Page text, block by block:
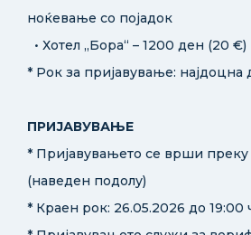
ноќевање со појадок
• Хотел „Бора“ – 1200 ден (20
* Рок за пријавување: најдоцна
ПРИЈАВУВАЊЕ
* Пријавувањето се врши
(наведен подолу)
* Краен рок: 26.05.2026 до 19:00